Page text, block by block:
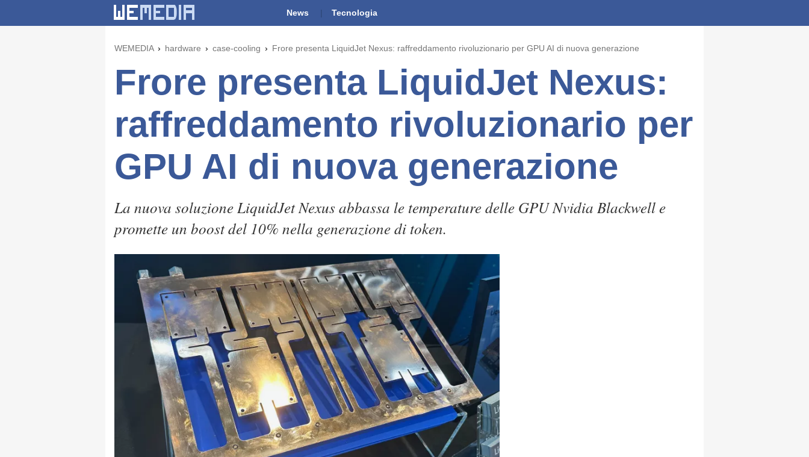
News Tecnologia
WEMEDIA hardware case-cooling Frore presenta LiquidJet Nexus: raffreddamento rivoluzionario per GPU AI di nuova generazione
Frore presenta LiquidJet Nexus:
raffreddamento rivoluzionario per
GPU AI di nuova generazione
La nuova soluzione LiquidJet Nexus abbassa le temperature delle GPU Nvidia Blackwell e
promette un boost del 10% nella generazione di token.